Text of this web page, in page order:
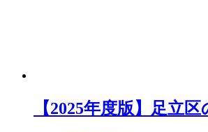
【2025年度版】足立